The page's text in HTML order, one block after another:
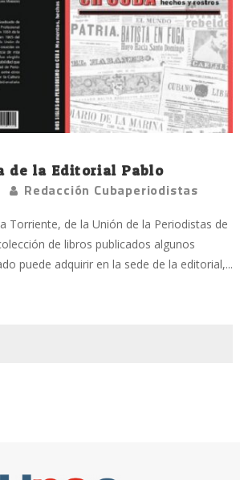
de la Editorial Pablo
Redacción Cubaperiodistas
Torriente, de la Unión de la Periodistas de
de libros publicados algunos
puede adquirir en la sede de la editorial,...